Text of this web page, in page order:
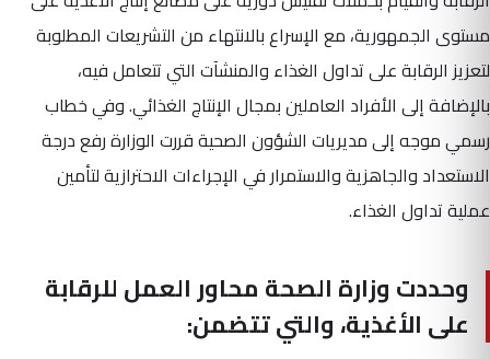
مستوى الجمهورية، مع الإسراع بالانتهاء من التشريعات المطلوبة
لتعزيز الرقابة على تداول الغذاء والمنشآت التي تتعامل فيه،
بالإضافة إلى الأفراد العاملين بمجال الإنتاج الغذائي. وفي خطاب
رسمي موجه إلى مديريات الشؤون الصحية قررت الوزارة رفع درجة
الاستعداد والجاهزية والاستمرار في الإجراءات الاحترازية لتأمين
عملية تداول الغذاء.
وحددت وزارة الصحة محاور العمل للرقابة
على الأغذية، والتي تتضمن: